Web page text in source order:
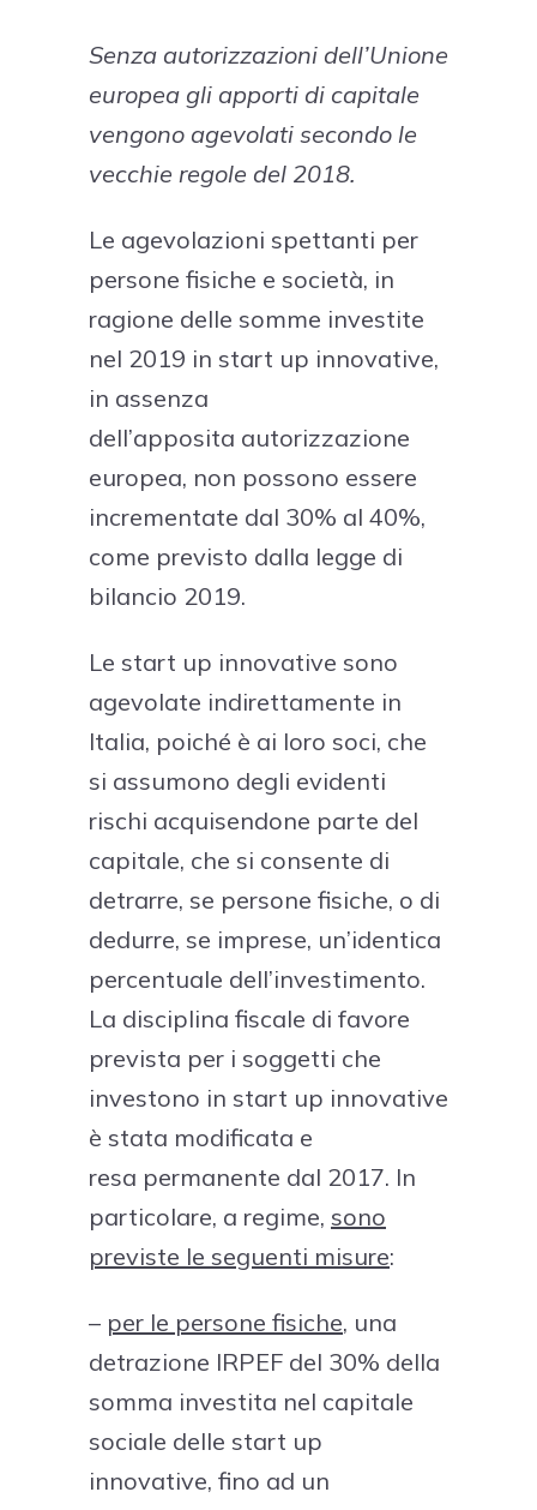
Senza autorizzazioni dell’Unione
europea gli apporti di capitale
vengono agevolati secondo le
vecchie regole del 2018.
Le agevolazioni spettanti per
persone fisiche e società, in
ragione delle somme investite
nel 2019 in start up innovative,
in assenza
dell’apposita autorizzazione
europea, non possono essere
incrementate dal 30% al 40%,
come previsto dalla legge di
bilancio 2019.
Le start up innovative sono
agevolate indirettamente in
Italia, poiché è ai loro soci, che
si assumono degli evidenti
rischi acquisendone parte del
capitale, che si consente di
detrarre, se persone fisiche, o di
dedurre, se imprese, un’identica
percentuale dell’investimento.
La disciplina fiscale di favore
prevista per i soggetti che
investono in start up innovative
è stata modificata e
resa permanente dal 2017. In
particolare, a regime, sono
previste le seguenti misure:
– per le persone fisiche, una
detrazione IRPEF del 30% della
somma investita nel capitale
sociale delle start up
innovative, fino ad un